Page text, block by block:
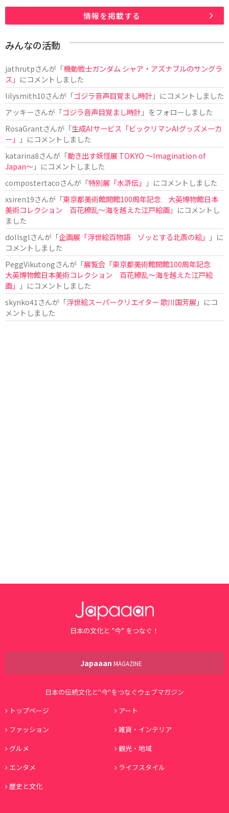
情報を掲載する
みんなの活動
jathrutpさんが「機動戦士ガンダム シャア・アズナブルのサングラ
ス 」にコメントしました
lilysmith10さんが「ゴジラ音声目覚まし時計」にコメントしました
アッキーさんが「ゴジラ音声目覚まし時計」をフォローしました
RosaGrantさんが「生成AIサービス「ビックリマンAIグッズメーカ
ー」
」にコメントしました
katarina8さんが「動き出す妖怪展 TOKYO 〜Imagination of
Japan〜」にコメントしました
compostertacoさんが「特別展「水滸伝」
」にコメントしました
xsiren19さんが「東京都美術館開館100周年記念 大英博物館日本
美術コレクション 百花繚乱～海を越えた江戸絵画」にコメントし
ました
dollsglさんが「企画展「浮世絵百物語 ゾッとする北斎の絵」
」に
コメントしました
PeggVikutongさんが「展覧会「東京都美術館開館100周年記念
大英博物館日本美術コレクション 百花繚乱〜海を越えた江戸絵
画」
」にコメントしました
skynko41 さんが「浮世絵スーパークリエイター 歌川国芳展 」にコ
メントしました
日本の文化と ”今” をつなぐ！
Japaaan MAGAZINE
日本の伝統文化と"今"をつなぐウェブマガジン
トップページ
アート
ファッション
雑貨・インテリア
グルメ
観光・地域
エンタメ
ライフスタイル
歴史と文化